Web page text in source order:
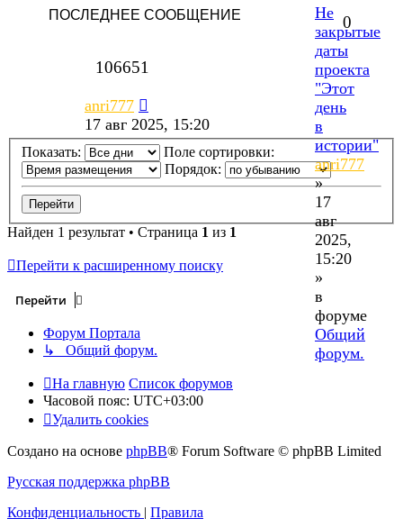
ПОСЛЕДНЕЕ СООБЩЕНИЕ
Не
закрытые
даты
проекта
"Этот
день
в
истории"
anri777
»
17
авг
2025,
15:20
»
в
форуме
Общий
форум.
0
106651
anri777
17 авг 2025, 15:20
Показать:
Поле сортировки:
Порядок:
Найден 1 результат • Страница 1 из 1
Перейти к расширенному поиску
Перейти
Форум Портала
↳ Общий форум.
На главную Список форумов
Часовой пояс: UTC+03:00
Удалить cookies
Создано на основе phpBB® Forum Software © phpBB Limited
Русская поддержка phpBB
Конфиденциальность
Правила